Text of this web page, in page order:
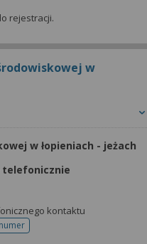
rejestracji.
w
w łopieniach - jeżach
telefonicznie
kontaktu
do rejestracji